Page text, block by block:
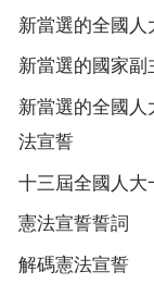
新當選的全國
新當選的國家
新當選的全國
法宣誓
十三屆全國人大
憲法宣誓誓詞
解碼憲法宣誓